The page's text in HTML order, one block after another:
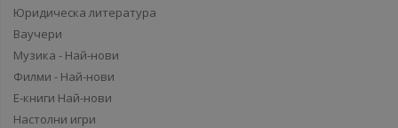
Юридическа литература
Ваучери
Музика - Най-нови
Филми - Най-нови
Е-книги Най-нови
Настолни игри